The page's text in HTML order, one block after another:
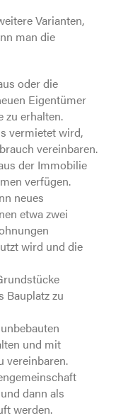
Varianten,
man die
oder die
Eigentümer
zu erhalten.
vermietet wird,
vereinbaren.
der Immobilie
verfügen.
neues
etwa zwei
wird und die
Bauplatz zu
und mit
vereinbaren.
dann als
werden.